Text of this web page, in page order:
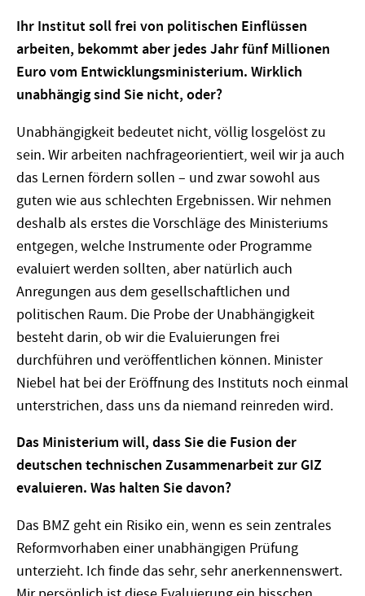
Ihr Institut soll frei von politischen Einflüssen
arbeiten, bekommt aber jedes Jahr fünf Millionen
Euro vom Entwicklungsministerium. Wirklich
unabhängig sind Sie nicht, oder?
Unabhängigkeit bedeutet nicht, völlig losgelöst zu
sein. Wir arbeiten nachfrageorientiert, weil wir ja auch
das Lernen fördern sollen – und zwar sowohl aus
guten wie aus schlechten Ergebnissen. Wir nehmen
deshalb als erstes die Vorschläge des Ministeriums
entgegen, welche Instrumente oder Programme
evaluiert werden sollten, aber natürlich auch
Anregungen aus dem gesellschaftlichen und
politischen Raum. Die Probe der Unabhängigkeit
besteht darin, ob wir die Evaluierungen frei
durchführen und veröffentlichen können. Minister
Niebel hat bei der Eröffnung des Instituts noch einmal
unterstrichen, dass uns da niemand reinreden wird.
Das Ministerium will, dass Sie die Fusion der
deutschen technischen Zusammenarbeit zur GIZ
evaluieren. Was halten Sie davon?
Das BMZ geht ein Risiko ein, wenn es sein zentrales
Reformvorhaben einer unabhängigen Prüfung
unterzieht. Ich finde das sehr, sehr anerkennenswert.